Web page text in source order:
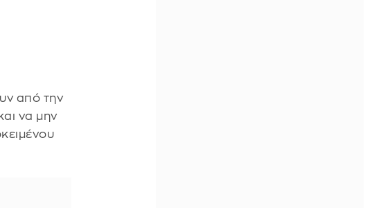
από την
να μην